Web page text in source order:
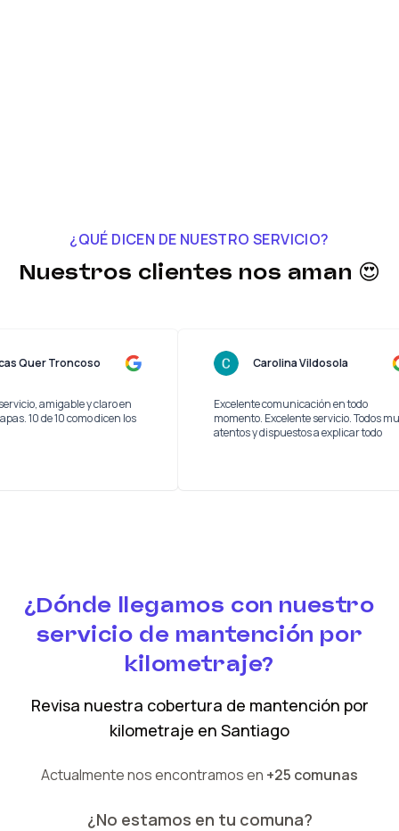
¿QUÉ DICEN DE NUESTRO SERVICIO?
Nuestros clientes nos aman 😍
buen servicio, amigable y claro en
las etapas. 10 de 10 como dicen los
Lucas Quer Troncoso
Excelente comunicación en
momento. Excelente servicio.
atentos y dispuestos a
Carolina Vildosola
¿Dónde llegamos con nuestro
servicio de mantención por
kilometraje?
Revisa nuestra cobertura de mantención por
kilometraje en Santiago
Actualmente nos encontramos en +25 comunas
¿No estamos en tu comuna?